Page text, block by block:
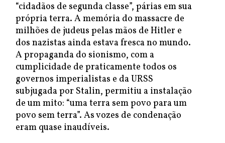
“cidadãos de segunda classe”, párias em sua
própria terra. A memória do massacre de
milhões de judeus pelas mãos de Hitler e
dos nazistas ainda estava fresca no mundo.
A propaganda do sionismo, com a
cumplicidade de praticamente todos os
governos imperialistas e da URSS
subjugada por Stalin, permitiu a instalação
de um mito: “uma terra sem povo para um
povo sem terra”. As vozes de condenação
eram quase inaudíveis.